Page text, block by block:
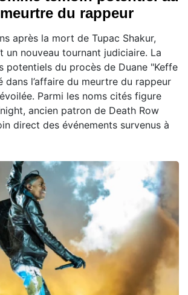
du rappeur
après la mort de Tupac Shakur,
un nouveau tournant judiciaire. La
potentiels du procès de Duane "Keffe
dans l’affaire du meurtre du rappeur
Parmi les noms cités figure
ancien patron de Death Row
direct des événements survenus à